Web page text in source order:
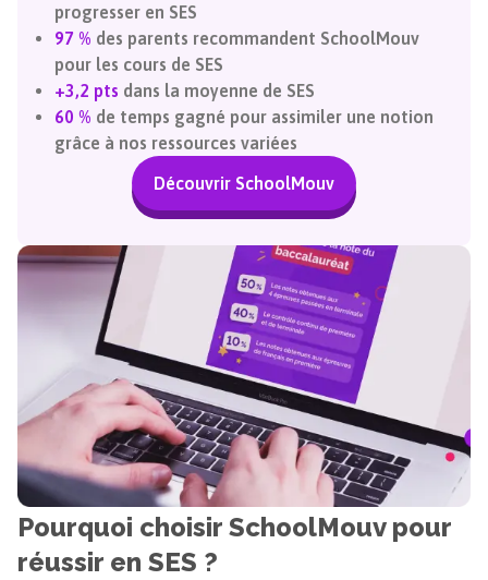
progresser en SES
97 % des parents recommandent SchoolMouv
pour les cours de SES
+3,2 pts dans la moyenne de SES
60 % de temps gagné pour assimiler une notion
grâce à nos ressources variées
Découvrir SchoolMouv
Pourquoi choisir SchoolMouv pour
réussir en SES ?